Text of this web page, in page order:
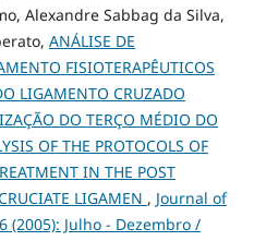
Alexandre Sabbag da Silva,
ANÁLISE DE
FISIOTERAPÊUTICOS
LIGAMENTO CRUZADO
DO TERÇO MÉDIO DO
OF THE PROTOCOLS OF
IN THE POST
LIGAMEN , Journal of
(2005): Julho - Dezembro /